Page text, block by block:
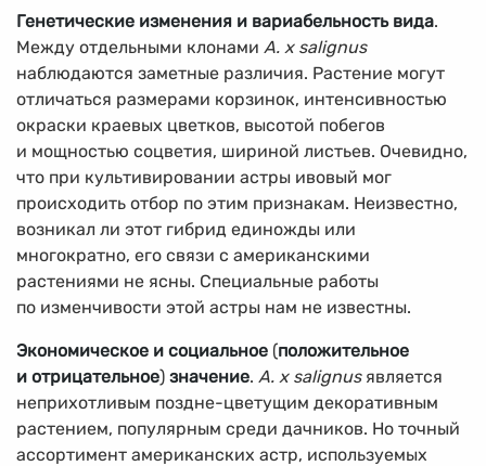
Генетические изменения и вариабельность вида.
Между отдельными клонами А. х salignus
наблюдаются заметные различия. Растение могут
отличаться размерами корзинок, интенсивностью
окраски краевых цветков, высотой побегов
и мощностью соцветия, шириной листьев. Очевидно,
что при культивировании астры ивовый мог
происходить отбор по этим признакам. Неизвестно,
возникал ли этот гибрид единожды или
многократно, его связи с американскими
растениями не ясны. Специальные работы
по изменчивости этой астры нам не известны.
Экономическое и социальное (положительное
и отрицательное) значение. А. х salignusявляется
неприхотливым поздне-цветущим декоративным
растением, популярным среди дачников. Но точный
ассортимент американских астр, используемых